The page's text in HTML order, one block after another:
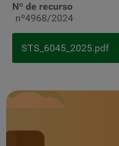
Nº de recurso
nº4968/2024
STS_6045_2025.pdf